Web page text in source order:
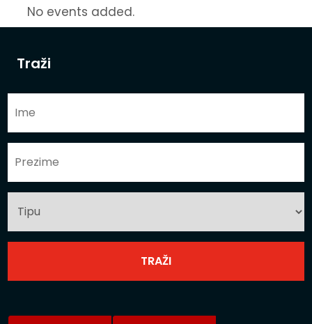
Traži
No events added.